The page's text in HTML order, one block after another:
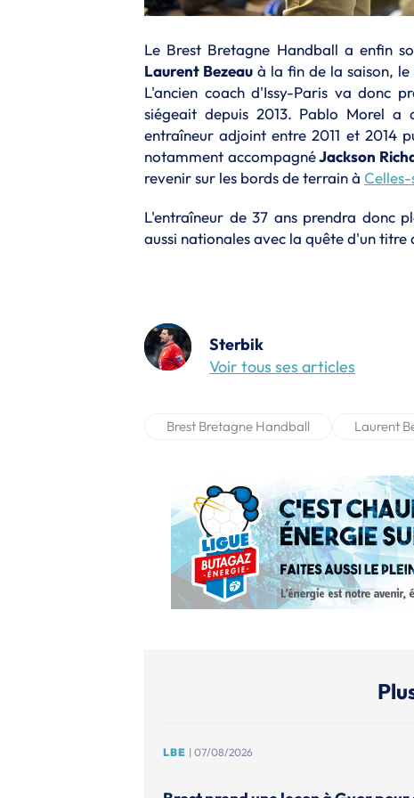
Le Brest Bretagne Handball a enfin
Laurent Bezeau à la fin de la saison, le
L'ancien coach d'Issy-Paris va donc
siégeait depuis 2013. Pablo Morel
entraîneur adjoint entre 2011 et 2014
notamment accompagnéJackson
revenir sur les bords de terrain à
L'entraîneur de 37 ans prendra donc
aussi nationales avec la quête d'un
Sterbik
Voir tous ses articles
Brest Bretagne Handball Laurent
LBE | 07/08/2026